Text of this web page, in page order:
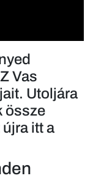
Vas
Utoljára
össze
itt a